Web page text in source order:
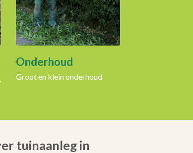
Onderhoud
Groot en klein onderhoud
tuinaanleg in